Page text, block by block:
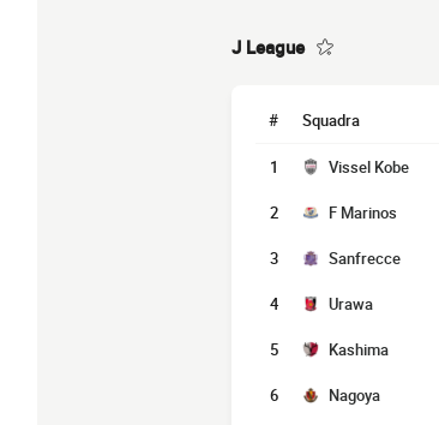
J League
# Squadra
1 Vissel Kobe
2 F Marinos
3 Sanfrecce
4 Urawa
5 Kashima
6 Nagoya